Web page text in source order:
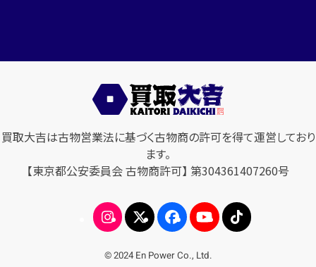
買取大吉は古物営業法に基づく古物商の許可を得て運営しており
ます。
【東京都公安委員会 古物商許可】 第304361407260号
© 2024 En Power Co., Ltd.